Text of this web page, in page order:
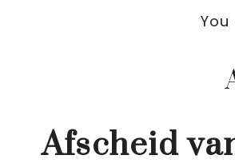
Afscheid